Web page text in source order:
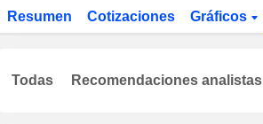
Resumen Cotizaciones Gráficos
Todas Recomendaciones analistas